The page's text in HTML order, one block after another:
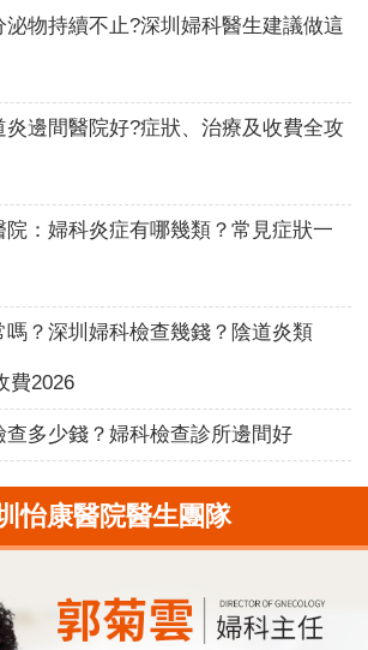
泌物持續不止?深圳婦科醫生建議做這
炎邊間醫院好?症狀、治療及收費全攻
：婦科炎症有哪幾類？常見症狀一
嗎？深圳婦科檢查幾錢？陰道炎類
費2026
查多少錢？婦科檢查診所邊間好
怡康醫院醫生團隊